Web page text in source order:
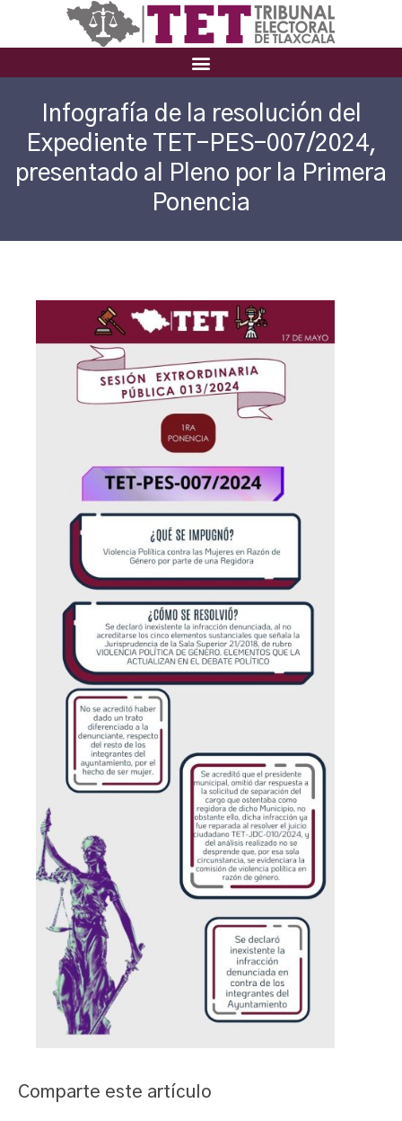
Infografía de la resolución del
Expediente TET-PES-007/2024,
presentado al Pleno por la Primera
Ponencia
Comparte este artículo